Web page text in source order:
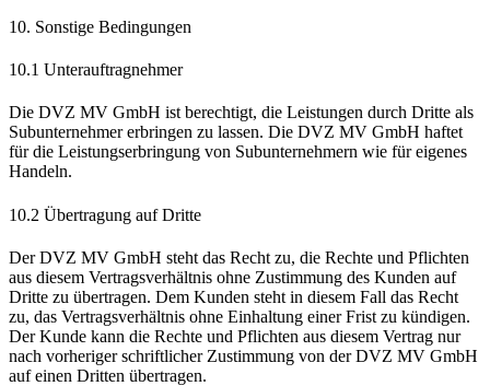
10. Sonstige Bedingungen
10.1 Unterauftragnehmer
Die DVZ MV GmbH ist berechtigt, die Leistungen durch Dritte als
Subunternehmer erbringen zu lassen. Die DVZ MV GmbH haftet
für die Leistungserbringung von Subunternehmern wie für eigenes
Handeln.
10.2 Übertragung auf Dritte
Der DVZ MV GmbH steht das Recht zu, die Rechte und Pflichten
aus diesem Vertragsverhältnis ohne Zustimmung des Kunden auf
Dritte zu übertragen. Dem Kunden steht in diesem Fall das Recht
zu, das Vertragsverhältnis ohne Einhaltung einer Frist zu kündigen.
Der Kunde kann die Rechte und Pflichten aus diesem Vertrag nur
nach vorheriger schriftlicher Zustimmung von der DVZ MV GmbH
auf einen Dritten übertragen.